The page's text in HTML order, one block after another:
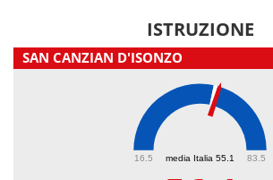
ISTRUZIONE
SAN CANZIAN D'ISONZO
media Italia 55.1
16.5 83.5